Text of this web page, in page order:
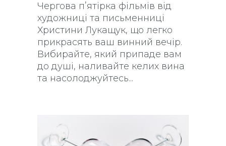
Чергова пʼятірка фільмів від
художниці та письменниці
Христини Лукащук, що легко
прикрасять ваш винний вечір.
Вибирайте, який припаде вам
до душі, наливайте келих вина
та насолоджуйтесь